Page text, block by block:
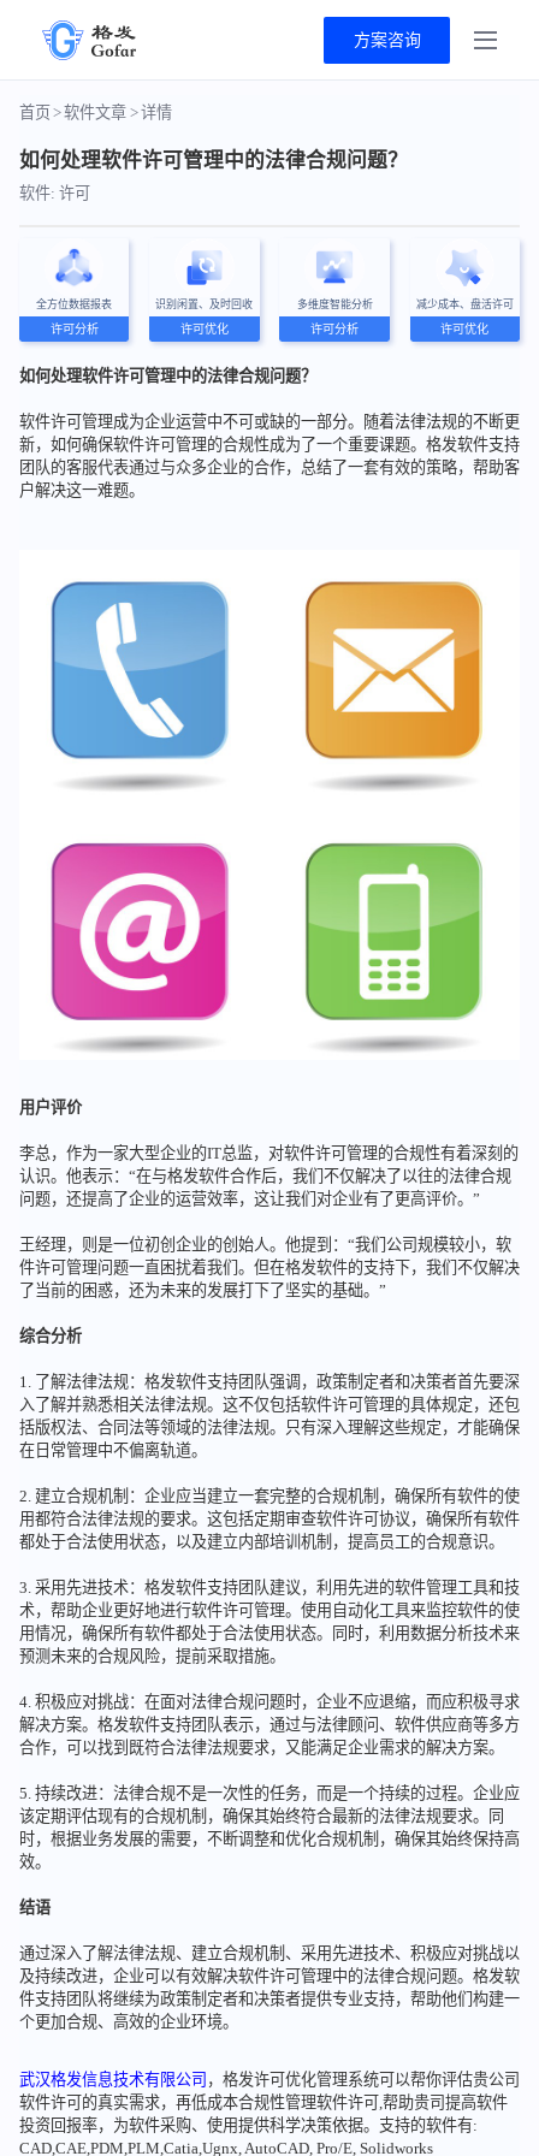
方案咨询
首页>软件文章 >详情
如何处理软件许可管理中的法律合规问题？
软件: 许可
全方位数据报表
许可分析
识别闲置、及时回收
许可优化
多维度智能分析
许可分析
减少成本、盘活许可
许可优化
如何处理软件许可管理中的法律合规问题？
软件许可管理成为企业运营中不可或缺的一部分。随着法律法规的不断更
新，如何确保软件许可管理的合规性成为了一个重要课题。格发软件支持
团队的客服代表通过与众多企业的合作，总结了一套有效的策略，帮助客
户解决这一难题。
用户评价
李总，作为一家大型企业的IT总监，对软件许可管理的合规性有着深刻的
认识。他表示：“在与格发软件合作后，我们不仅解决了以往的法律合规
问题，还提高了企业的运营效率，这让我们对企业有了更高评价。”
王经理，则是一位初创企业的创始人。他提到：“我们公司规模较小，软
件许可管理问题一直困扰着我们。但在格发软件的支持下，我们不仅解决
了当前的困惑，还为未来的发展打下了坚实的基础。”
综合分析
1. 了解法律法规：格发软件支持团队强调，政策制定者和决策者首先要深
入了解并熟悉相关法律法规。这不仅包括软件许可管理的具体规定，还包
括版权法、合同法等领域的法律法规。只有深入理解这些规定，才能确保
在日常管理中不偏离轨道。
2. 建立合规机制：企业应当建立一套完整的合规机制，确保所有软件的使
用都符合法律法规的要求。这包括定期审查软件许可协议，确保所有软件
都处于合法使用状态，以及建立内部培训机制，提高员工的合规意识。
3. 采用先进技术：格发软件支持团队建议，利用先进的软件管理工具和技
术，帮助企业更好地进行软件许可管理。使用自动化工具来监控软件的使
用情况，确保所有软件都处于合法使用状态。同时，利用数据分析技术来
预测未来的合规风险，提前采取措施。
4. 积极应对挑战：在面对法律合规问题时，企业不应退缩，而应积极寻求
解决方案。格发软件支持团队表示，通过与法律顾问、软件供应商等多方
合作，可以找到既符合法律法规要求，又能满足企业需求的解决方案。
5. 持续改进：法律合规不是一次性的任务，而是一个持续的过程。企业应
该定期评估现有的合规机制，确保其始终符合最新的法律法规要求。同
时，根据业务发展的需要，不断调整和优化合规机制，确保其始终保持高
效。
结语
通过深入了解法律法规、建立合规机制、采用先进技术、积极应对挑战以
及持续改进，企业可以有效解决软件许可管理中的法律合规问题。格发软
件支持团队将继续为政策制定者和决策者提供专业支持，帮助他们构建一
个更加合规、高效的企业环境。
武汉格发信息技术有限公司 ，格发许可优化管理系统可以帮你评估贵公司
软件许可的真实需求，再低成本合规性管理软件许可,帮助贵司提高软件
投资回报率，为软件采购、使用提供科学决策依据。支持的软件有:
CAD,CAE,PDM,PLM,Catia,Ugnx, AutoCAD, Pro/E, Solidworks